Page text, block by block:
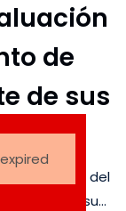
de
de sus
evaluación del
parte de sus